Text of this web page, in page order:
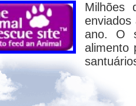
ou no
dito em 1
Revelação
fazer na Terra
Milhões
enviados
ano. O
alimento